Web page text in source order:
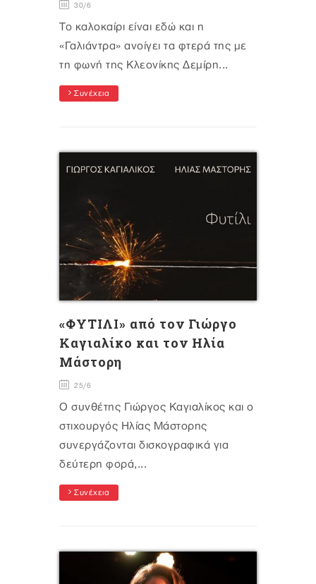
30/6
Το καλοκαίρι είναι εδώ και η
«Γαλιάντρα» ανοίγει τα φτερά της με
τη φωνή της Κλεονίκης Δεμίρη...
Συνέχεια
«ΦΥΤΙΛΙ» από τον Γιώργο
Καγιαλίκο και τον Ηλία
Μάστορη
25/6
Ο συνθέτης Γιώργος Καγιαλίκος και ο
στιχουργός Ηλίας Μάστορης
συνεργάζονται δισκογραφικά για
δεύτερη φορά,...
Συνέχεια